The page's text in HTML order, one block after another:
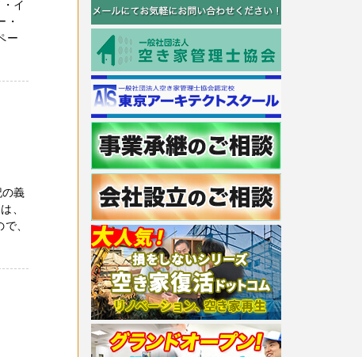
イ
・
ー
義
、
、